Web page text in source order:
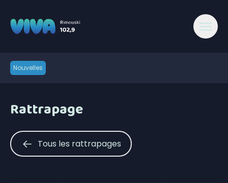
Nouvelles
Rattrapage
Tous les rattrapages